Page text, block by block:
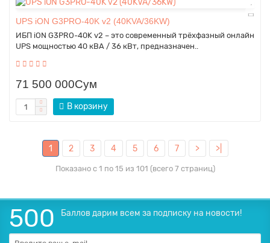
UPS iON G3PRO-40K v2 (40KVA/36KW)
ИБП iON G3PRO-40K v2 – это современный трёхфазный онлайн
UPS мощностью 40 кВА / 36 кВт, предназначен..
71 500 000Сум
В корзину
1 2 3 4 5 6 7 > >|
Показано с 1 по 15 из 101 (всего 7 страниц)
500 Баллов дарим всем за подписку на новости!